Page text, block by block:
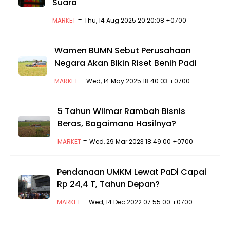
MARKET -Thu, 14 Aug 2025 20:20:08 +0700
Wamen BUMN Sebut Perusahaan
Negara Akan Bikin Riset Benih Padi
MARKET- Wed, 14 May 2025 18:40:03 +0700
5 Tahun Wilmar Rambah Bisnis
Beras, Bagaimana Hasilnya?
MARKET- Wed, 29 Mar 2023 18:49:00 +0700
Pendanaan UMKM Lewat PaDi Capai
Rp 24,4 T, Tahun Depan?
MARKET- Wed, 14 Dec 2022 07:55:00 +0700